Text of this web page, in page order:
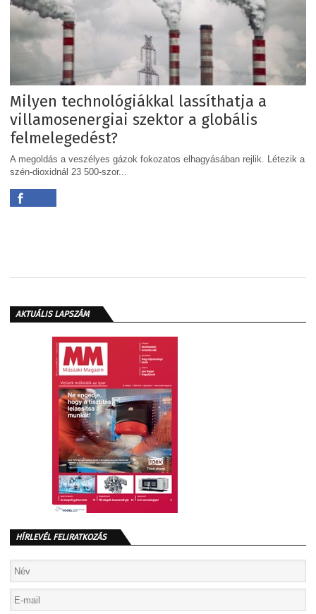
Milyen technológiákkal lassíthatja a
villamosenergiai szektor a globális
felmelegedést?
A megoldás a veszélyes gázok fokozatos elhagyásában rejlik. Létezik a
szén-dioxidnál 23 500-szor...
AKTUÁLIS LAPSZÁM
HÍRLEVÉL FELIRATKOZÁS